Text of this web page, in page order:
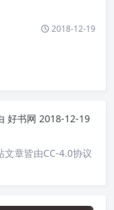
2018-12-19
好书网 2018-12-19
文章皆由CC-4.0协议